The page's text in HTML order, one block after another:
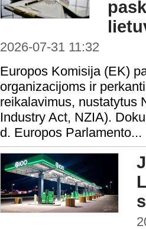
2026-07-31 11:32
Europos Komisija (EK)
organizacijoms ir
reikalavimus, nustatytus
Industry Act, NZIA).
d. Europos Parlamento...